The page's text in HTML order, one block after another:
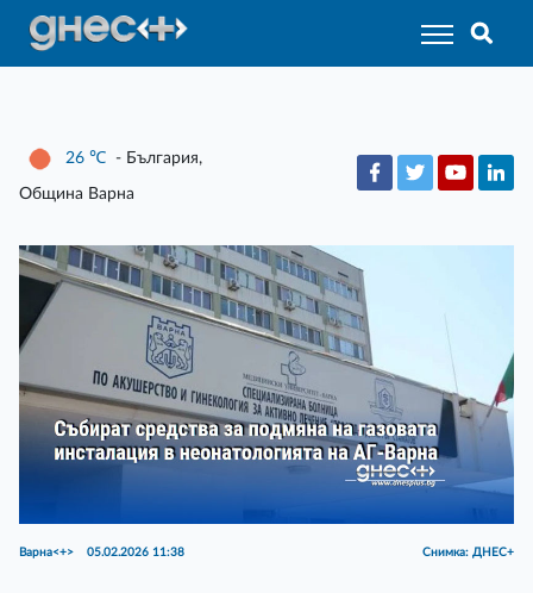
26 ℃ - България,
Община Варна
Варна<+> 05.02.2026 11:38 Снимка: ДНЕС+